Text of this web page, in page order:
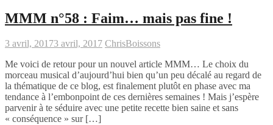
MMM n°58 : Faim… mais pas fine !
3 avril, 20173 avril, 2017 ChrisBoissons
Me voici de retour pour un nouvel article MMM… Le choix du
morceau musical d’aujourd’hui bien qu’un peu décalé au regard de
la thématique de ce blog, est finalement plutôt en phase avec ma
tendance à l’embonpoint de ces dernières semaines ! Mais j’espère
parvenir à te séduire avec une petite recette bien saine et sans
« conséquence » sur […]